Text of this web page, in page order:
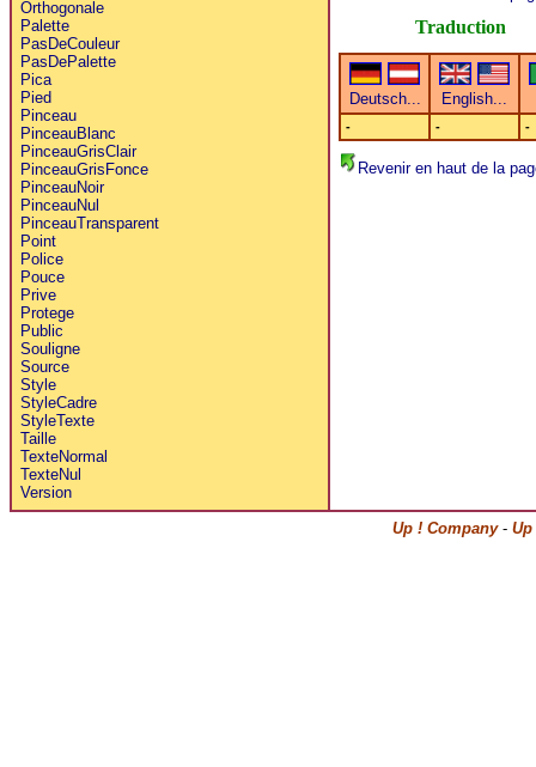
Orthogonale
Palette
PasDeCouleur
PasDePalette
Pica
Pied
Pinceau
PinceauBlanc
PinceauGrisClair
PinceauGrisFonce
PinceauNoir
PinceauNul
PinceauTransparent
Point
Police
Pouce
Prive
Protege
Public
Souligne
Source
Style
StyleCadre
StyleTexte
Taille
TexteNormal
TexteNul
Version
Traduction
- - -
Revenir en haut de la
Up ! Company-